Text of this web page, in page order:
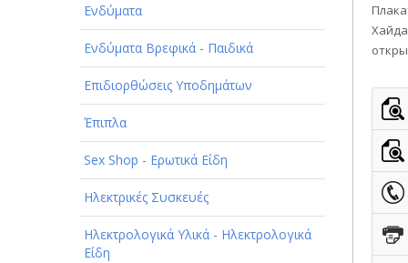
Ενδύματα
Ενδύματα Βρεφικά - Παιδικά
Επιδιορθώσεις Υποδημάτων
Έπιπλα
Sex Shop - Ερωτικά Είδη
Ηλεκτρικές Συσκευές
Ηλεκτρολογικά Υλικά - Ηλεκτρολογικά
Είδη